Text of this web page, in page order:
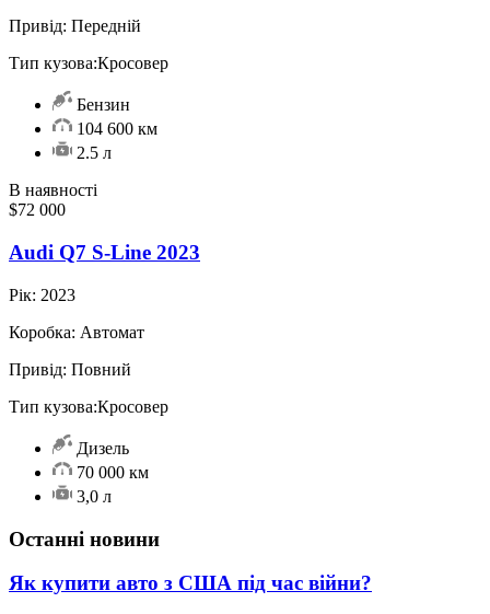
Привід: Передній
Тип кузова:Кросовер
Бензин
104 600 км
2.5 л
В наявності
$72 000
Audi Q7 S-Line 2023
Рік: 2023
Коробка: Автомат
Привід: Повний
Тип кузова:Кросовер
Дизель
70 000 км
3,0 л
Останні новини
Як купити авто з США під час війни?